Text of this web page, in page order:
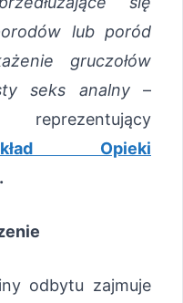
lub poród
gruczołów
seks analny–
Opieki
.
odbytu zajmuje